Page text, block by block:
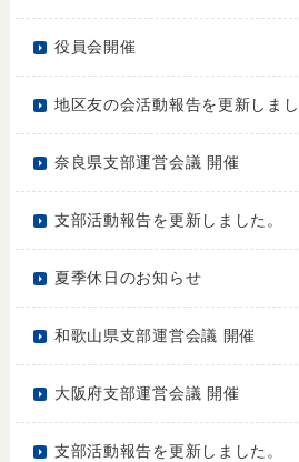
役員会開催
地区友の会活動報告を更新しまし
奈良県支部運営会議 開催
支部活動報告を更新しました。
夏季休日のお知らせ
和歌山県支部運営会議 開催
大阪府支部運営会議 開催
支部活動報告を更新しました。